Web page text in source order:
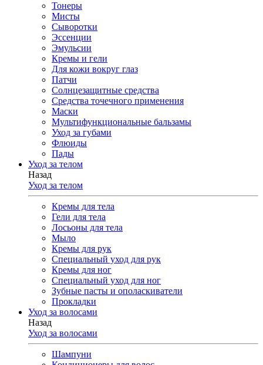
Тонеры
Мисты
Сыворотки
Эссенции
Эмульсии
Кремы и гели
Для кожи вокруг глаз
Патчи
Солнцезащитные средства
Средства точечного применения
Маски
Мультифункциональные бальзамы
Уход за губами
Флюиды
Пады
Уход за телом
Назад
Уход за телом
Кремы для тела
Гели для тела
Лосьоны для тела
Мыло
Кремы для рук
Специальный уход для рук
Кремы для ног
Специальный уход для ног
Зубные пасты и ополаскиватели
Прокладки
Уход за волосами
Назад
Уход за волосами
Шампуни